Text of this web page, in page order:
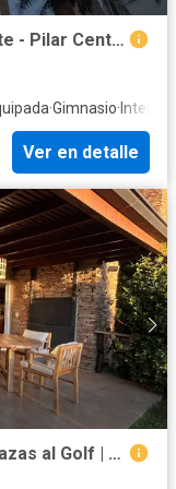
Venta Departamento Monoambiente - Pilar Centro-Apto Credito
·Gimnasio·Internet
Ver en detalle
Espectacular 4 amb en Pilara, Terrazas al Golf | VCO Propiedades